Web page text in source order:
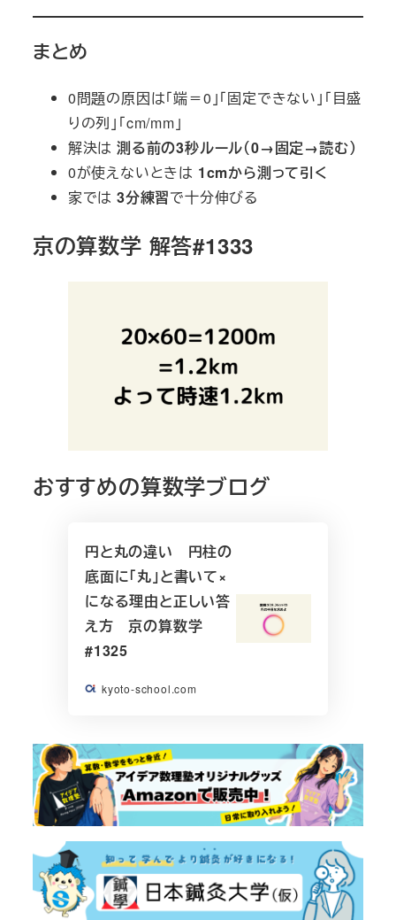
まとめ
0問題の原因は「端＝0」「固定できない」「目盛
りの列」「cm/mm」
解決は 測る前の3秒ルール（0→固定→読む）
0が使えないときは 1cmから測って引く
家では 3分練習で十分伸びる
京の算数学 解答#1333
おすすめの算数学ブログ
円と丸の違い 円柱の
底面に「丸」と書いて×
になる理由と正しい答
え方 京の算数学
#1325
kyoto-school.com